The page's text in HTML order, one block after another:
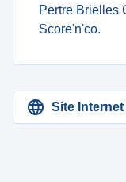
Pertre Brielles
Score'n'co.
Site Internet